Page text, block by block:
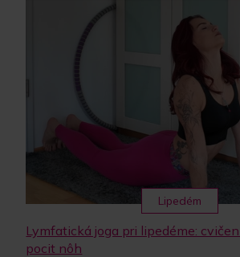
Lipedém
Lymfatická joga pri lipedéme:
pocit nôh